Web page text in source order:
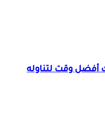
أفضل وقت لتناوله